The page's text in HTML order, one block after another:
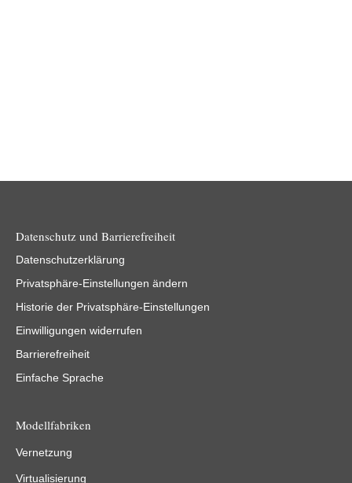
Datenschutz und Barrierefreiheit
Datenschutzerklärung
Privatsphäre-Einstellungen ändern
Historie der Privatsphäre-Einstellungen
Einwilligungen widerrufen
Barrierefreiheit
Einfache Sprache
Modellfabriken
Vernetzung
Virtualisierung